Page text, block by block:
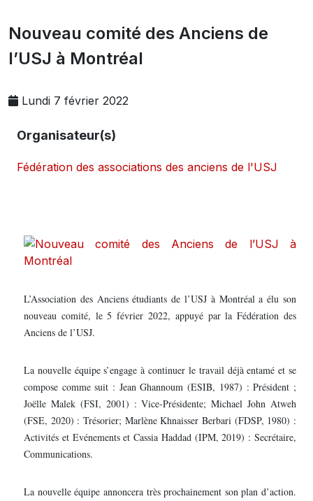
Nouveau comité des Anciens de
l’USJ à Montréal
Lundi 7 février 2022
Organisateur(s)
Fédération des associations des anciens de l'USJ
L’Association des Anciens étudiants de l’USJ à Montréal a élu son
nouveau comité, le 5 février 2022, appuyé par la Fédération des
Anciens de l’USJ.
La nouvelle équipe s’engage à continuer le travail déjà entamé et se
compose comme suit : Jean Ghannoum (ESIB, 1987) : Président ;
Joëlle Malek (FSI, 2001) : Vice-Présidente; Michael John Atweh
(FSE, 2020) : Trésorier; Marlène Khnaisser Berbari (FDSP, 1980) :
Activités et Evénements et Cassia Haddad (IPM, 2019) : Secrétaire,
Communications.
La nouvelle équipe annoncera très prochainement son plan d’action.